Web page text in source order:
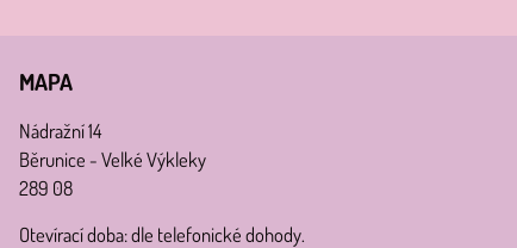
MAPA
Nádražní 14
Běrunice - Velké Výkleky
289 08
Otevírací doba: dle telefonické dohody.